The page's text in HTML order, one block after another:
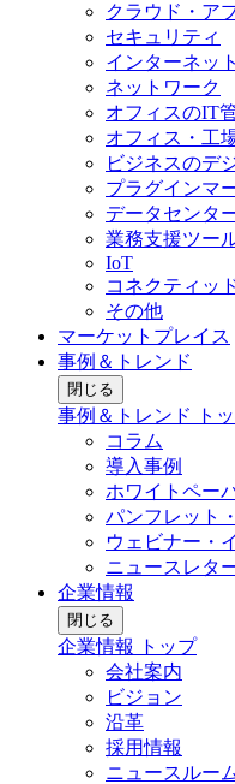
クラウド・ア
セキュリティ
インターネット
ネットワーク
オフィスのIT
オフィス・工
ビジネスのデ
プラグインマ
データセンタ
業務支援ツー
IoT
コネクティッ
その他
マーケットプレイス
事例＆トレンド
閉じる
事例＆トレンド ト
コラム
導入事例
ホワイトペー
パンフレット
ウェビナー・
ニュースレタ
企業情報
閉じる
企業情報 トップ
会社案内
ビジョン
沿革
採用情報
ニュースルー